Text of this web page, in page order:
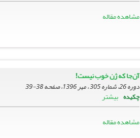
مشاهده مقاله
آن‌جا که ژن خوب نیست!
دوره 26، شماره 305 ، مهر 1396، صفحه
38-39
چکیده بیشتر
مشاهده مقاله